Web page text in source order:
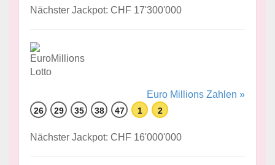
Nächster Jackpot: CHF 17'300'000
Euro Millions Zahlen »
26 29 35 38 47 1 2
Nächster Jackpot: CHF 16'000'000